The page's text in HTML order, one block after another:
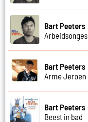
Bart Peeters
Bart Peeters
Arme Jeroen
Bart Peeters
Beest in bad